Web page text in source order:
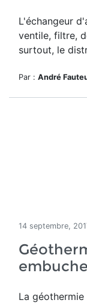
L'échangeur
ventile, filtre,
surtout, le
Par : André
14 septembre,
La